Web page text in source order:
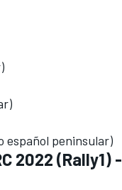
español peninsular)
2022 (Rally1) -